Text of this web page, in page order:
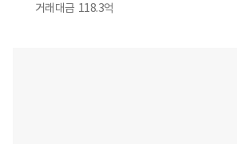
거래대금 118.3억